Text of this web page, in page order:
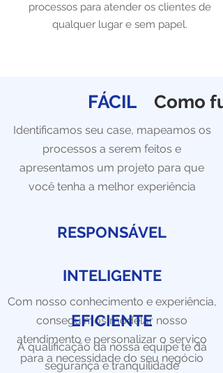
processos para atender os clientes de
qualquer lugar e sem papel.
Como
FÁCIL
Identificamos seu case, mapeamos os
processos a serem feitos e
apresentamos um projeto para que
você tenha a melhor experiência
RESPONSÁVEL
INTELIGENTE
Com nosso conhecimento e experiência,
conseguimos modelar nosso
atendimento e personalizar o serviço
para a necessidade do seu negócio
EFICIENTE
A qualificação da nossa equipe te dá
segurança e tranquilidade